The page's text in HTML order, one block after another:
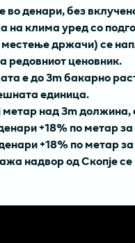
во денари, без
на клима уред со
држачи) се
редовниот ценовник.
е до 3m бакарно
единица.
метар над 3m
+18% по метар
+18% по метар
надвор од Скопје